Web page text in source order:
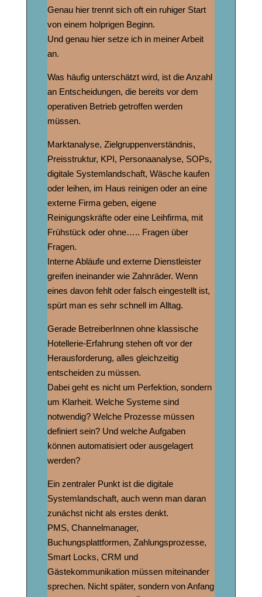
Genau hier trennt sich oft ein ruhiger Start
von einem holprigen Beginn.
Und genau hier setze ich in meiner Arbeit
an.
Was häufig unterschätzt wird, ist die Anzahl
an Entscheidungen, die bereits vor dem
operativen Betrieb getroffen werden
müssen.
Marktanalyse, Zielgruppenverständnis,
Preisstruktur, KPI, Personaanalyse, SOPs,
digitale Systemlandschaft, Wäsche kaufen
oder leihen, im Haus reinigen oder an eine
externe Firma geben, eigene
Reinigungskräfte oder eine Leihfirma, mit
Frühstück oder ohne….. Fragen über
Fragen.
Interne Abläufe und externe Dienstleister
greifen ineinander wie Zahnräder. Wenn
eines davon fehlt oder falsch eingestellt ist,
spürt man es sehr schnell im Alltag.
Gerade BetreiberInnen ohne klassische
Hotellerie-Erfahrung stehen oft vor der
Herausforderung, alles gleichzeitig
entscheiden zu müssen.
Dabei geht es nicht um Perfektion, sondern
um Klarheit. Welche Systeme sind
notwendig? Welche Prozesse müssen
definiert sein? Und welche Aufgaben
können automatisiert oder ausgelagert
werden?
Ein zentraler Punkt ist die digitale
Systemlandschaft, auch wenn man daran
zunächst nicht als erstes denkt.
PMS, Channelmanager,
Buchungsplattformen, Zahlungsprozesse,
Smart Locks, CRM und
Gästekommunikation müssen miteinander
sprechen. Nicht später, sondern von Anfang